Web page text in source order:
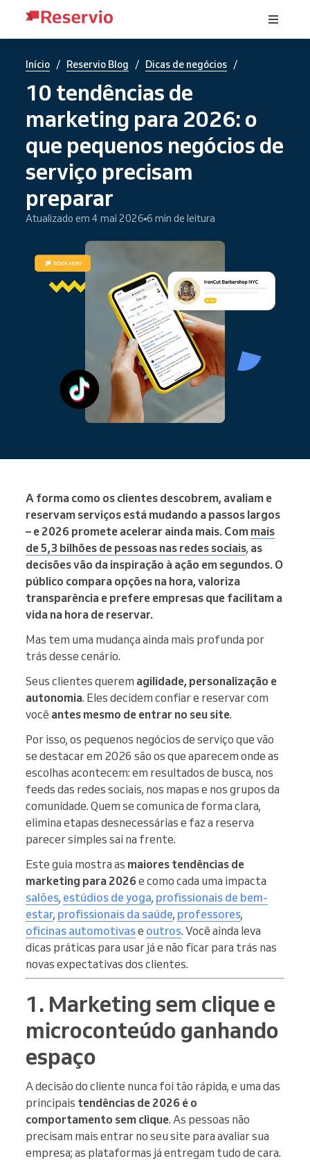
Início / Reservio Blog / Dicas de negócios /
10 tendências de
marketing para 2026: o
que pequenos negócios de
serviço precisam
preparar
Atualizado em 4 mai 2026 6 min de leitura
A forma como os clientes descobrem, avaliam e
reservam serviços está mudando a passos largos
– e 2026 promete acelerar ainda mais. Com mais
de 5,3 bilhões de pessoas nas redes sociais, as
decisões vão da inspiração à ação em segundos. O
público compara opções na hora, valoriza
transparência e prefere empresas que facilitam a
vida na hora de reservar.
Mas tem uma mudança ainda mais profunda por
trás desse cenário.
Seus clientes querem agilidade, personalização e
autonomia. Eles decidem confiar e reservar com
você antes mesmo de entrar no seu site.
Por isso, os pequenos negócios de serviço que vão
se destacar em 2026 são os que aparecem onde as
escolhas acontecem: em resultados de busca, nos
feeds das redes sociais, nos mapas e nos grupos da
comunidade. Quem se comunica de forma clara,
elimina etapas desnecessárias e faz a reserva
parecer simples sai na frente.
Este guia mostra as maiores tendências de
marketing para 2026e como cada uma impacta
salões, estúdios de yoga, profissionais de bem-
estar, profissionais da saúde, professores,
oficinas automotivase outros. Você ainda leva
dicas práticas para usar já e não ficar para trás nas
novas expectativas dos clientes.
1. Marketing sem clique e
microconteúdo ganhando
espaço
A decisão do cliente nunca foi tão rápida, e uma das
principais tendências de 2026 é o
comportamento sem clique. As pessoas não
precisam mais entrar no seu site para avaliar sua
empresa; as plataformas já entregam tudo de cara.